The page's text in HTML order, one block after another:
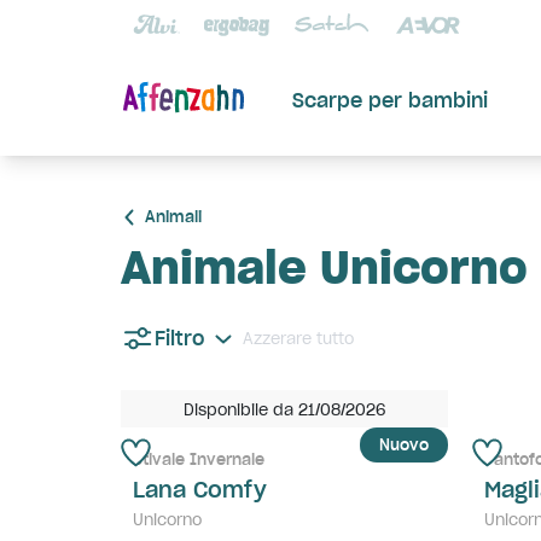
Scarpe per bambini
Animali
Animale Unicorno
Filtro Azzerare tutto
Disponibile da 21/08/2026
Nuovo
Stivale Invernale
Lana Comfy
Unicorno